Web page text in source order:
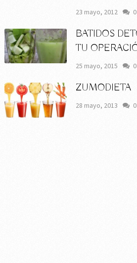
23 mayo, 2012
BATIDOS
TU
25 mayo, 2015
ZUMODIETA
28 mayo, 2013